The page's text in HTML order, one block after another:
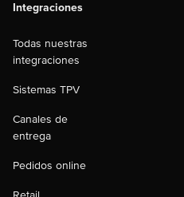
Integraciones
Todas nuestras
integraciones
Sistemas TPV
Canales de
entrega
Pedidos online